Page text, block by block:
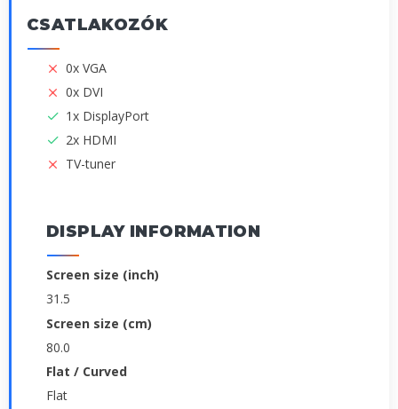
CSATLAKOZÓK
0x VGA
0x DVI
1x DisplayPort
2x HDMI
TV-tuner
DISPLAY INFORMATION
Screen size (inch)
31.5
Screen size (cm)
80.0
Flat / Curved
Flat